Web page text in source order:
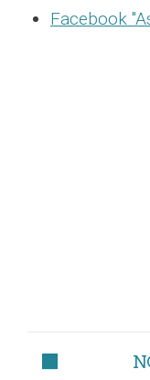
Facebook